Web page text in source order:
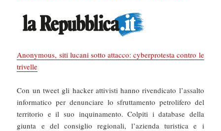
Anonymous, siti lucani sotto attacco: cyberprotesta contro le
trivelle
Con un tweet gli hacker attivisti hanno rivendicato l’assalto
informatico per denunciare lo sfruttamento petrolifero del
territorio e il suo inquinamento. Colpiti i database della
giunta e del consiglio regionali, l’azienda turistica e i